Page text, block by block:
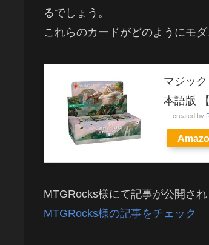
るでしょう。
これらのカードがどのようにモ
マジッ
本語版
created by
MTGRocks様にて記事が公開され
MTGRocks様の記事をチェック